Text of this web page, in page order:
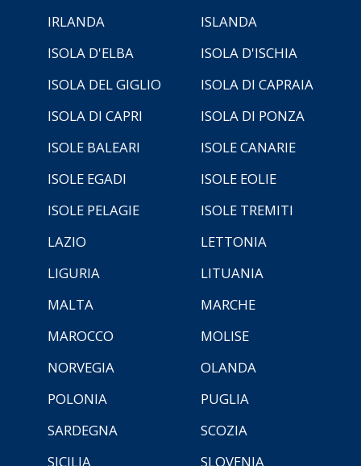
IRLANDA
ISLANDA
ISOLA D'ELBA
ISOLA D'ISCHIA
ISOLA DEL GIGLIO
ISOLA DI CAPRAIA
ISOLA DI CAPRI
ISOLA DI PONZA
ISOLE BALEARI
ISOLE CANARIE
ISOLE EGADI
ISOLE EOLIE
ISOLE PELAGIE
ISOLE TREMITI
LAZIO
LETTONIA
LIGURIA
LITUANIA
MALTA
MARCHE
MAROCCO
MOLISE
NORVEGIA
OLANDA
POLONIA
PUGLIA
SARDEGNA
SCOZIA
SICILIA
SLOVENIA